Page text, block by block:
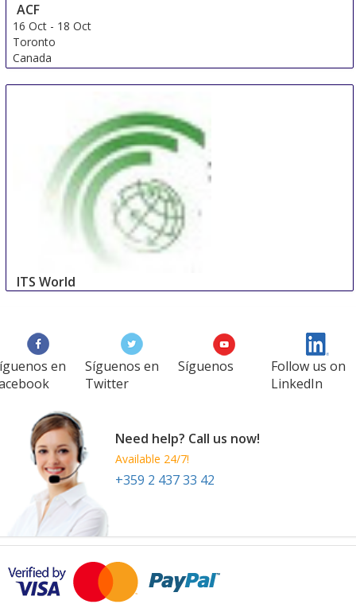
ACF
16 Oct - 18 Oct
Toronto
Canada
ITS World
Singapore
en
Síguenos en
Twitter
Síguenos
Follow us on
LinkedIn
Need help? Call us now!
Available 24/7!
+359 2 437 33 42